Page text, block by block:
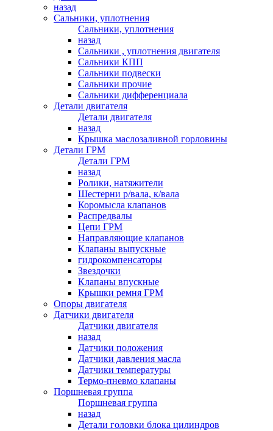
назад
Сальники, уплотнения
Сальники, уплотнения
назад
Сальники , уплотнения двигателя
Сальники КПП
Сальники подвески
Сальники прочие
Сальники дифференциала
Детали двигателя
Детали двигателя
назад
Крышка маслозаливной горловины
Детали ГРМ
Детали ГРМ
назад
Ролики, натяжители
Шестерни р/вала, к/вала
Коромысла клапанов
Распредвалы
Цепи ГРМ
Направляющие клапанов
Клапаны выпускные
гидрокомпенсаторы
Звездочки
Клапаны впускные
Крышки ремня ГРМ
Опоры двигателя
Датчики двигателя
Датчики двигателя
назад
Датчики положения
Датчики давления масла
Датчики температуры
Термо-пневмо клапаны
Поршневая группа
Поршневая группа
назад
Детали головки блока цилиндров